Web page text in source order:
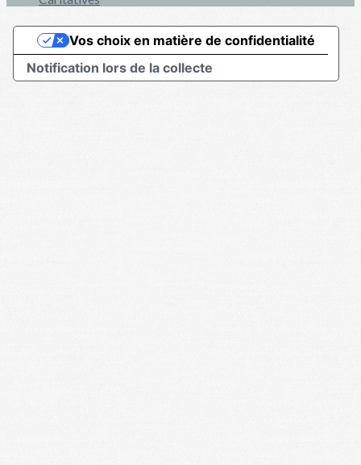
Notification lors de la collecte
Vos choix en matière de confidentialité